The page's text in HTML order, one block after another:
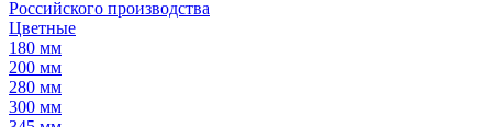
Российского производства
Цветные
180 мм
200 мм
280 мм
300 мм